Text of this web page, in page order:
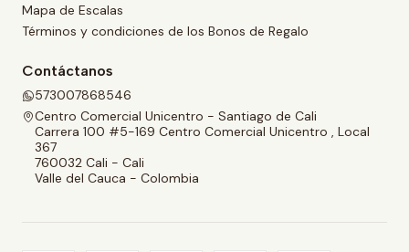
Mapa de Escalas
Términos y condiciones de los Bonos de Regalo
Contáctanos
573007868546
Centro Comercial Unicentro - Santiago de Cali
Carrera 100 #5-169 Centro Comercial Unicentro , Local
367
760032 Cali - Cali
Valle del Cauca - Colombia